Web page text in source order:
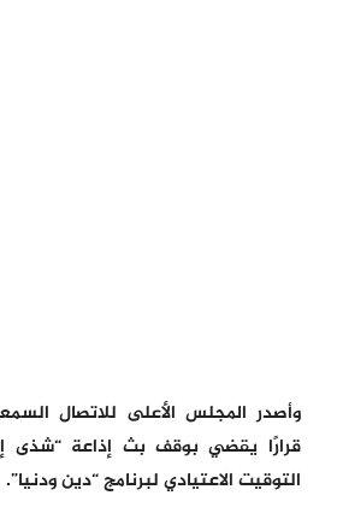
وأصدر المجلس الأعلى للاتصال
قرارًا يقضي بوقف بث إذاعة “شذى
التوقيت الاعتيادي لبرنامج “دين ودنيا”.